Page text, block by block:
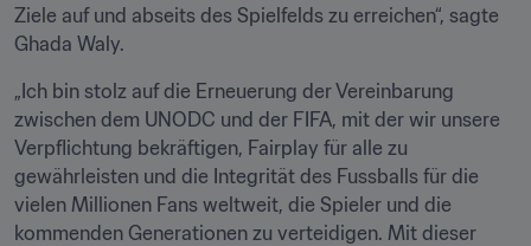
Ziele auf und abseits des Spielfelds zu erreichen“, sagte
Ghada Waly.
„Ich bin stolz auf die Erneuerung der Vereinbarung
zwischen dem UNODC und der FIFA, mit der wir unsere
Verpflichtung bekräftigen, Fairplay für alle zu
gewährleisten und die Integrität des Fussballs für die
vielen Millionen Fans weltweit, die Spieler und die
kommenden Generationen zu verteidigen. Mit dieser